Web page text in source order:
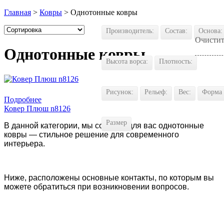
Главная > Ковры > Однотонные ковры
Производитель: Состав: Основа:
Высота ворса: Плотность:
Рисунок: Рельеф: Вес: Форма
Размер
Однотонные ковры.
Купить в 1 клик
Подробнее
Ковер Плюш n8126
В данной категории, мы собрали для вас однотонные
ковры — стильное решение для современного
интерьера.
Ниже, расположены основные контакты, по которым вы
можете обратиться при возникновении вопросов.